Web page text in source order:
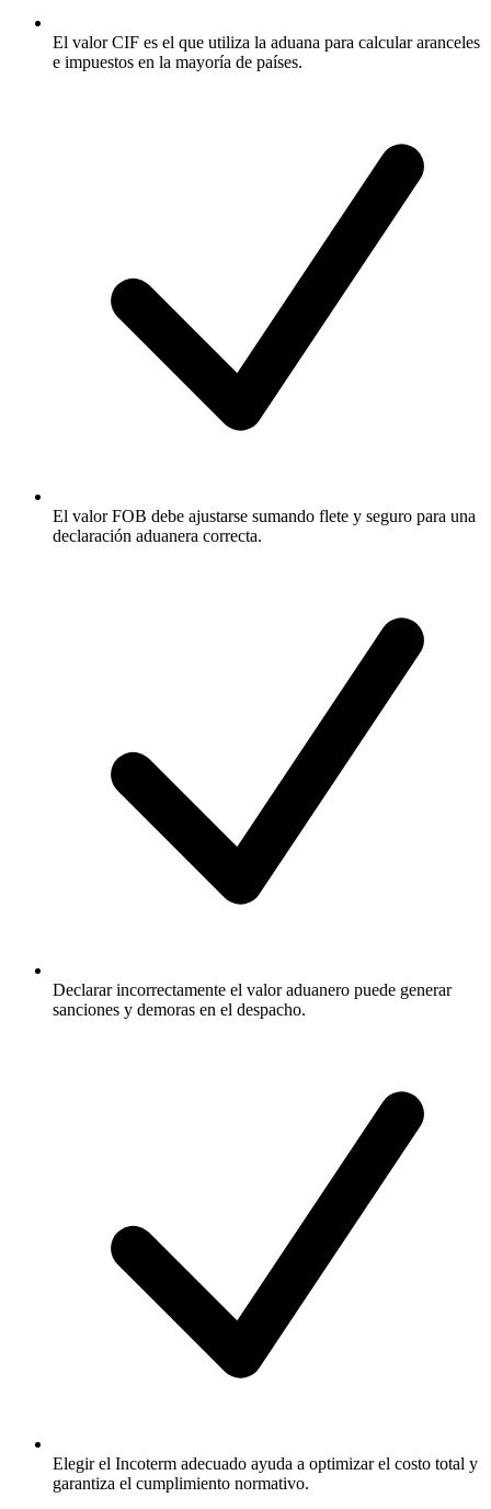
El valor CIF es el que utiliza la aduana para calcular aranceles
e impuestos en la mayoría de países.
El valor FOB debe ajustarse sumando flete y seguro para una
declaración aduanera correcta.
Declarar incorrectamente el valor aduanero puede generar
sanciones y demoras en el despacho.
Elegir el Incoterm adecuado ayuda a optimizar el costo total y
garantiza el cumplimiento normativo.